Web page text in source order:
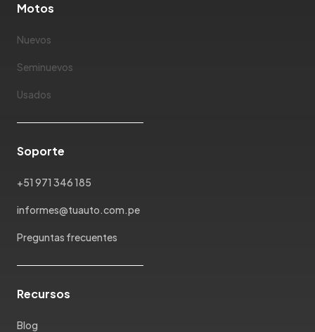
Motos
Nuevos
Seminuevos
Usados
Soporte
+51 971 346 185
informes@tuauto.com.pe
Preguntas frecuentes
Recursos
Blog